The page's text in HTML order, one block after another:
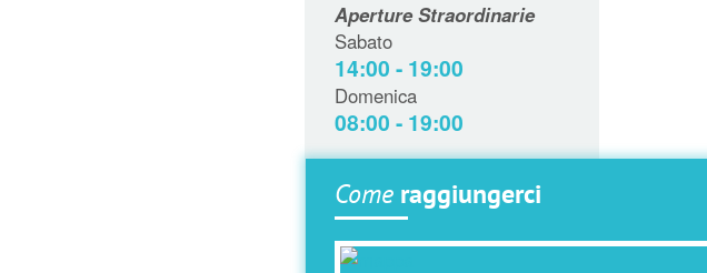
Aperture Straordinarie
Sabato
14:00 - 19:00
Domenica
08:00 - 19:00
Come raggiungerci